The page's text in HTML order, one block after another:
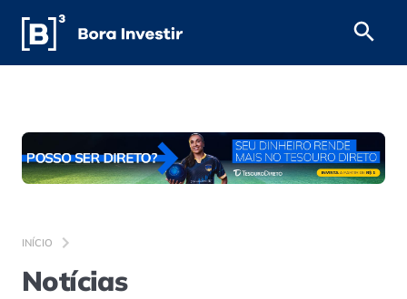
INÍCIO
Notícias